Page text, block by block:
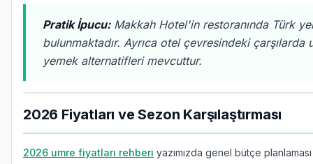
Pratik İpucu:Makkah Hotel'in restoranında Türk
bulunmaktadır. Ayrıca otel çevresindeki çarşılarda
yemek alternatifleri mevcuttur.
2026 Fiyatları ve Sezon Karşılaştırması
2026 umre fiyatları rehberi yazımızda genel bütçe